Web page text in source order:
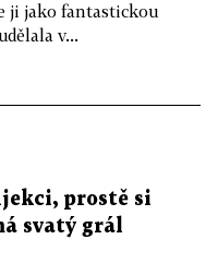
ji jako fantastickou
v...
prostě si
svatý grál